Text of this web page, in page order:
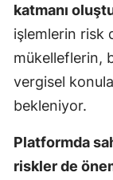
katmanı
işlemlerin risk
mükelleflerin,
vergisel
bekleniyor.
Platformda
riskler de